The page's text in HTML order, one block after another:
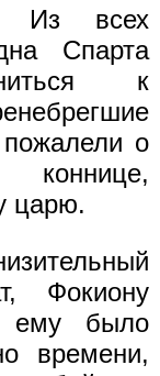
Из всех
Спарта
к
о
царю.
Фокиону
ему было
времени,